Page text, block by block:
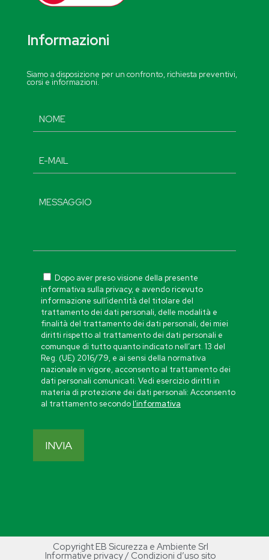
Informazioni
Siamo a disposizione per un confronto, richiesta preventivi,
corsi e informazioni.
Dopo aver preso visione della presente
informativa sulla privacy, e avendo ricevuto
informazione sull’identità del titolare del
trattamento dei dati personali, delle modalità e
finalità del trattamento dei dati personali, dei miei
diritti rispetto al trattamento dei dati personali e
comunque di tutto quanto indicato nell’art. 13 del
Reg. (UE) 2016/79, e ai sensi della normativa
nazionale in vigore, acconsento al trattamento dei
dati personali comunicati. Vedi esercizio diritti in
materia di protezione dei dati personali: Acconsento
al trattamento secondol’informativa
Copyright EB Sicurezza e Ambiente Srl
Informative privacy / Condizioni d’uso sito